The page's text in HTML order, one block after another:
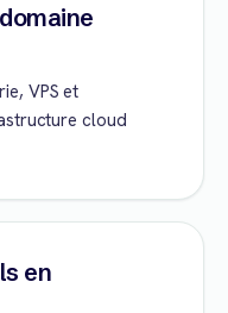
VPS et
cloud
en